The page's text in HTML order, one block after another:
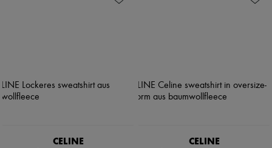
CELINE CELINE